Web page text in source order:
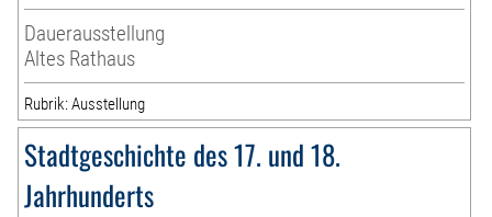
Dauerausstellung
Altes Rathaus
Rubrik: Ausstellung
Stadtgeschichte des 17. und 18.
Jahrhunderts